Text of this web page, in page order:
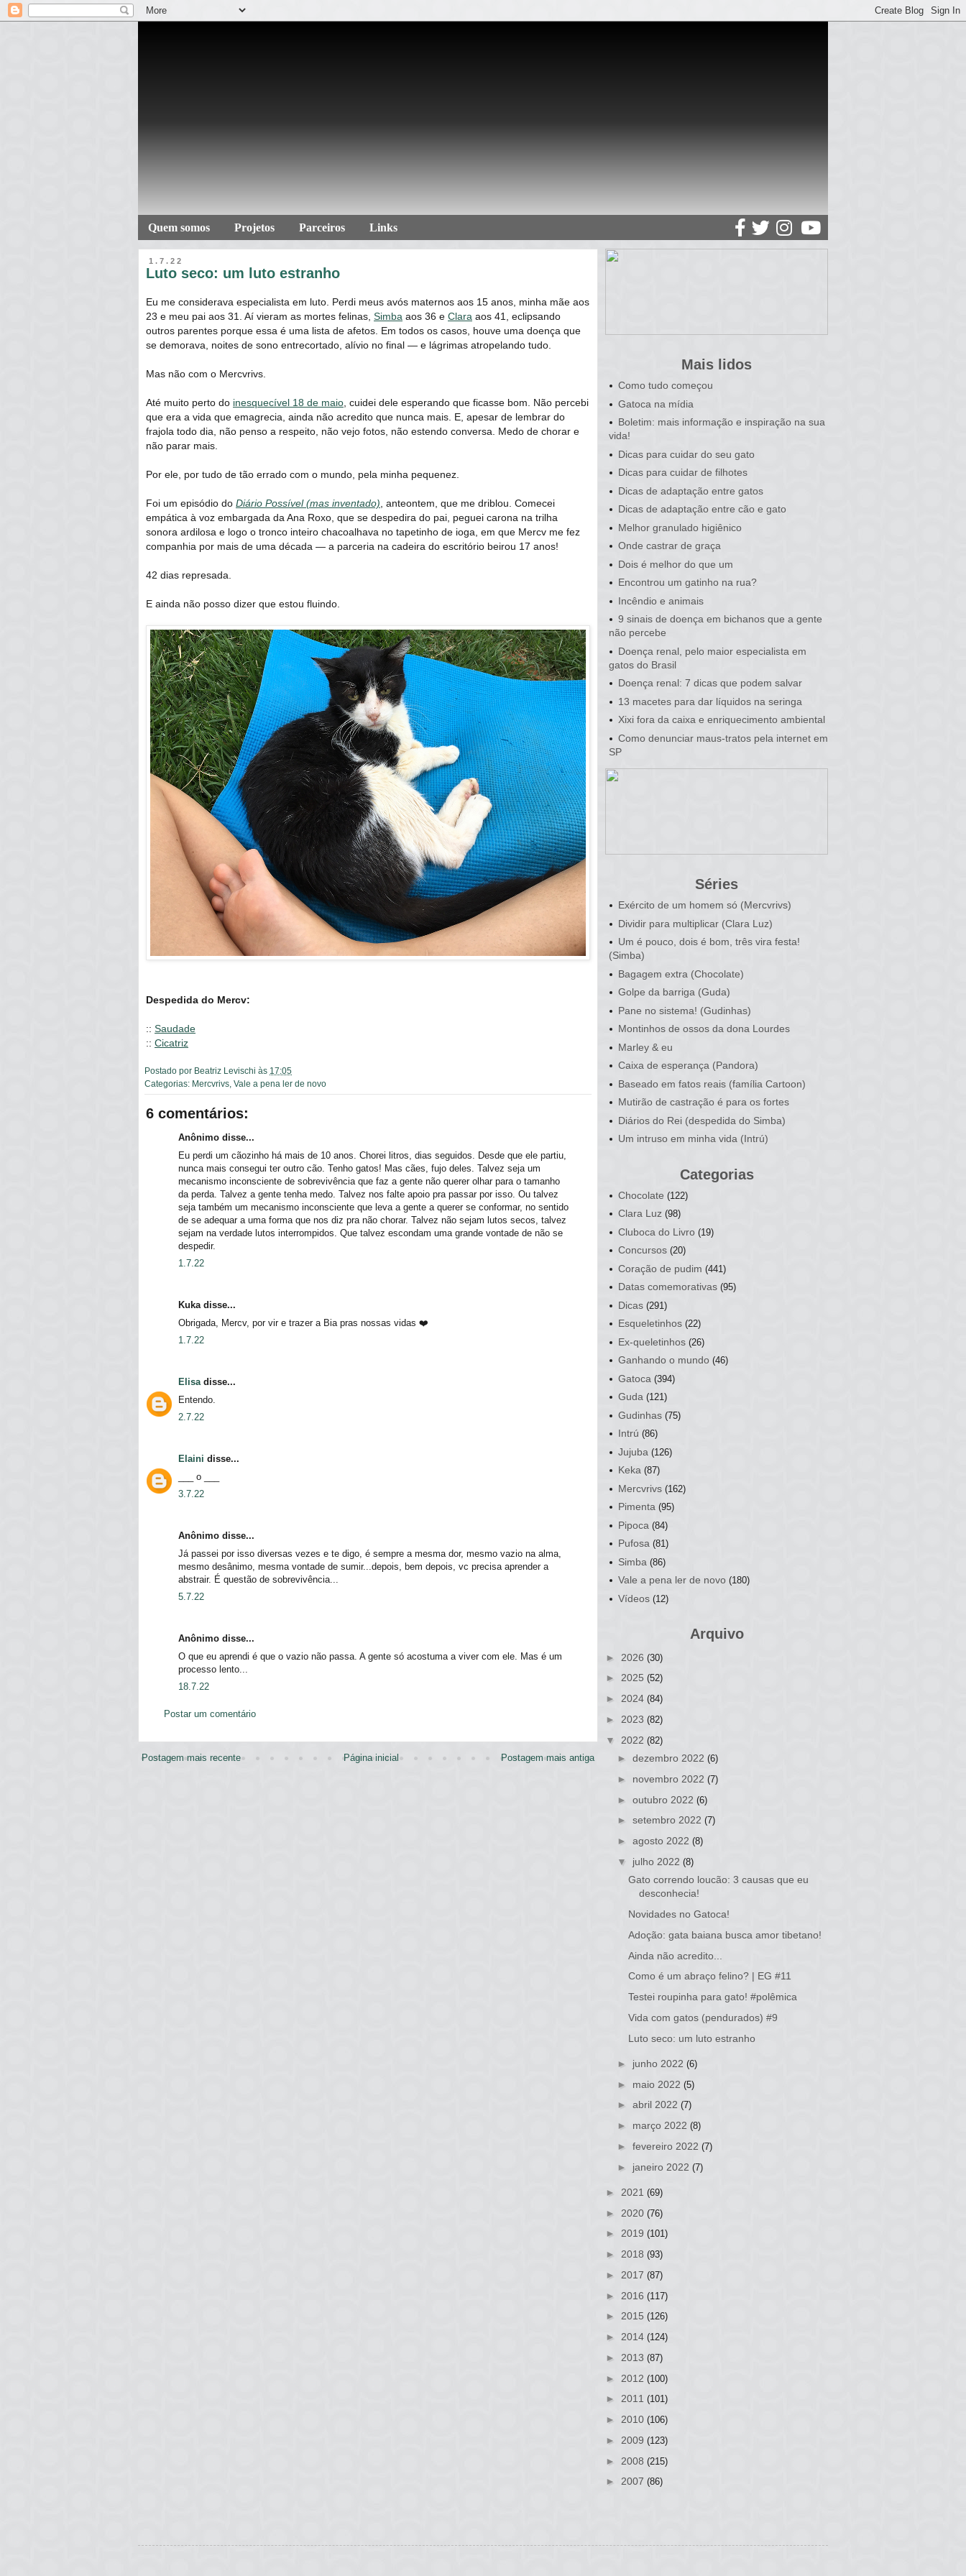
Quem somos Projetos Parceiros Links
1.7.22
Luto seco: um luto estranho
Eu me considerava especialista em luto. Perdi meus avós maternos aos 15 anos, minha mãe aos
23 e meu pai aos 31. Aí vieram as mortes felinas, Simba aos 36 e Clara aos 41, eclipsando
outros parentes porque essa é uma lista de afetos. Em todos os casos, houve uma doença que
se demorava, noites de sono entrecortado, alívio no final — e lágrimas atropelando tudo.
Mas não com o Mercvrivs.
Até muito perto do inesquecível 18 de maio , cuidei dele esperando que ficasse bom. Não percebi
que era a vida que emagrecia, ainda não acredito que nunca mais. E, apesar de lembrar do
frajola todo dia, não penso a respeito, não vejo fotos, não estendo conversa. Medo de chorar e
não parar mais.
Por ele, por tudo de tão errado com o mundo, pela minha pequenez.
Foi um episódio do Diário Possível (mas inventado) , anteontem, que me driblou. Comecei
empática à voz embargada da Ana Roxo, que se despedira do pai, peguei carona na trilha
sonora ardilosa e logo o tronco inteiro chacoalhava no tapetinho de ioga, em que Mercv me fez
companhia por mais de uma década — a parceria na cadeira do escritório beirou 17 anos!
42 dias represada.
E ainda não posso dizer que estou fluindo.
Despedida do Mercv:
:: Saudade
:: Cicatriz
Postado por Beatriz Levischi às 17:05
Categorias: Mercvrivs Vale a pena ler de novo
6 comentários:
Anônimo disse...
Eu perdi um cãozinho há mais de 10 anos. Chorei litros, dias seguidos. Desde que ele partiu,
nunca mais consegui ter outro cão. Tenho gatos! Mas cães, fujo deles. Talvez seja um
mecanismo inconsciente de sobrevivência que faz a gente não querer olhar para o tamanho
da perda. Talvez a gente tenha medo. Talvez nos falte apoio pra passar por isso. Ou talvez
seja também um mecanismo inconsciente que leva a gente a querer se conformar, no sentido
de se adequar a uma forma que nos diz pra não chorar. Talvez não sejam lutos secos, talvez
sejam na verdade lutos interrompidos. Que talvez escondam uma grande vontade de não se
despedir.
1.7.22
Kuka disse...
Obrigada, Mercv, por vir e trazer a Bia pras nossas vidas ❤️
1.7.22
Elisadisse...
Entendo.
2.7.22
Elaini disse...
___ o ___
3.7.22
Anônimo disse...
Já passei por isso diversas vezes e te digo, é sempre a mesma dor, mesmo vazio na alma,
mesmo desânimo, mesma vontade de sumir...depois, bem depois, vc precisa aprender a
abstrair. É questão de sobrevivência...
5.7.22
Anônimo disse...
O que eu aprendi é que o vazio não passa. A gente só acostuma a viver com ele. Mas é um
processo lento...
18.7.22
Postar um comentário
Postagem mais recente Postagem mais antiga
Página inicial
Mais lidos
Como tudo começou
Gatoca na mídia
Boletim: mais informação e inspiração na sua
vida!
Dicas para cuidar do seu gato
Dicas para cuidar de filhotes
Dicas de adaptação entre gatos
Dicas de adaptação entre cão e gato
Melhor granulado higiênico
Onde castrar de graça
Dois é melhor do que um
Encontrou um gatinho na rua?
Incêndio e animais
9 sinais de doença em bichanos que a gente
não percebe
Doença renal, pelo maior especialista em
gatos do Brasil
Doença renal: 7 dicas que podem salvar
13 macetes para dar líquidos na seringa
Xixi fora da caixa e enriquecimento ambiental
Como denunciar maus-tratos pela internet em
SP
Séries
Exército de um homem só (Mercvrivs)
Dividir para multiplicar (Clara Luz)
Um é pouco, dois é bom, três vira festa!
(Simba)
Bagagem extra (Chocolate)
Golpe da barriga (Guda)
Pane no sistema! (Gudinhas)
Montinhos de ossos da dona Lourdes
Marley & eu
Caixa de esperança (Pandora)
Baseado em fatos reais (família Cartoon)
Mutirão de castração é para os fortes
Diários do Rei (despedida do Simba)
Um intruso em minha vida (Intrú)
Categorias
Chocolate (122)
Clara Luz (98)
Cluboca do Livro (19)
Concursos (20)
Coração de pudim (441)
Datas comemorativas (95)
Dicas (291)
Esqueletinhos (22)
Ex-queletinhos (26)
Ganhando o mundo (46)
Gatoca (394)
Guda (121)
Gudinhas (75)
Intrú (86)
Jujuba (126)
Keka (87)
Mercvrivs (162)
Pimenta (95)
Pipoca (84)
Pufosa (81)
Simba (86)
Vale a pena ler de novo (180)
Vídeos (12)
Arquivo
► 2026 (30)
► 2025 (52)
► 2024 (84)
► 2023 (82)
▼ 2022 (82)
► dezembro 2022 (6)
► novembro 2022 (7)
► outubro 2022 (6)
► setembro 2022 (7)
► agosto 2022 (8)
▼ julho 2022 (8)
Gato correndo loucão: 3 causas que eu
desconhecia!
Novidades no Gatoca!
Adoção: gata baiana busca amor tibetano!
Ainda não acredito...
Como é um abraço felino? | EG #11
Testei roupinha para gato! #polêmica
Vida com gatos (pendurados) #9
Luto seco: um luto estranho
► junho 2022 (6)
► maio 2022 (5)
► abril 2022 (7)
► março 2022 (8)
► fevereiro 2022 (7)
► janeiro 2022 (7)
► 2021 (69)
► 2020 (76)
► 2019 (101)
► 2018 (93)
► 2017 (87)
► 2016 (117)
► 2015 (126)
► 2014 (124)
► 2013 (87)
► 2012 (100)
► 2011 (101)
► 2010 (106)
► 2009 (123)
► 2008 (215)
► 2007 (86)